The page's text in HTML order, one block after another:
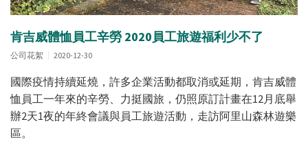
肯吉威體恤員工辛勞 2020員工旅遊福利少不了
公司花絮 2020-12-30
國際疫情持續延燒，許多企業活動都取消或延期，肯吉威體
恤員工一年來的辛勞、力挺國旅，仍照原訂計畫在12月底舉
辦2天1夜的年終會議與員工旅遊活動，走訪阿里山森林遊樂
區。